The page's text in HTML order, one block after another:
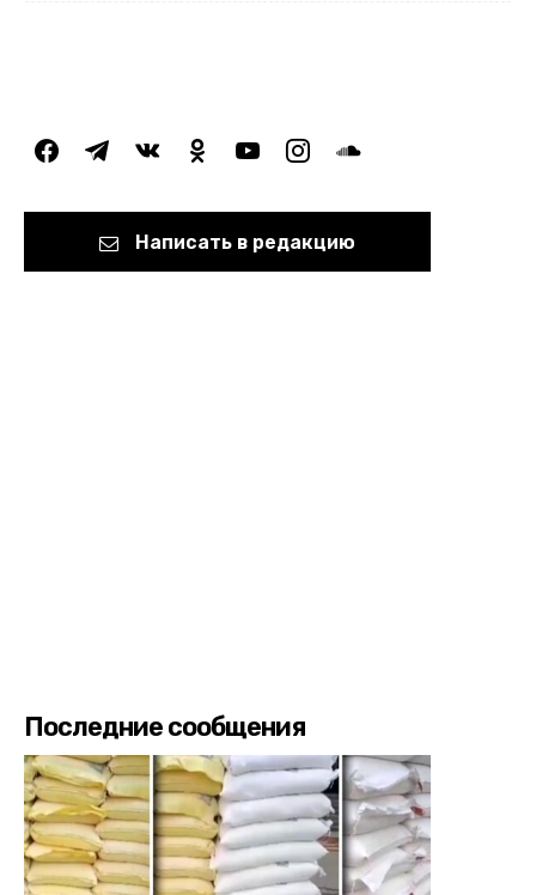
facebooktelegramvkontakteodnoklassniki
youtubeinstagramsoundcloud
Написать в редакцию
Последние сообщения